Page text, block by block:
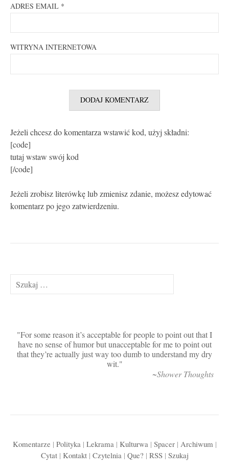
ADRES EMAIL *
WITRYNA INTERNETOWA
Jeżeli chcesz do komentarza wstawić kod, użyj składni:
[code]
tutaj wstaw swój kod
[/code]
Jeżeli zrobisz literówkę lub zmienisz zdanie, możesz edytować
komentarz po jego zatwierdzeniu.
Szukaj:
For some reason it’s acceptable for people to point out that I
have no sense of humor but unacceptable for me to point out
that they’re actually just way too dumb to understand my dry
wit.
~Shower Thoughts
Komentarze | Polityka| Lekrama| Kulturwa| Spacer| Archiwum |
Cytat| Kontakt| Czytelnia| Que? | RSS| Szukaj